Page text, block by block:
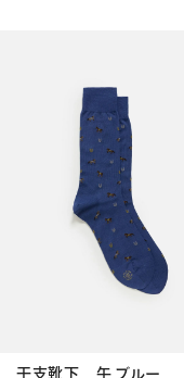
干支靴下 午 ブルー